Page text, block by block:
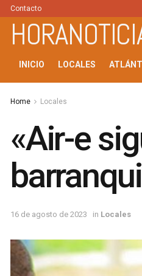
Contacto
INICIO LOCALES
Home Locales
«Air-e
16 de agosto de 2023 in Locales